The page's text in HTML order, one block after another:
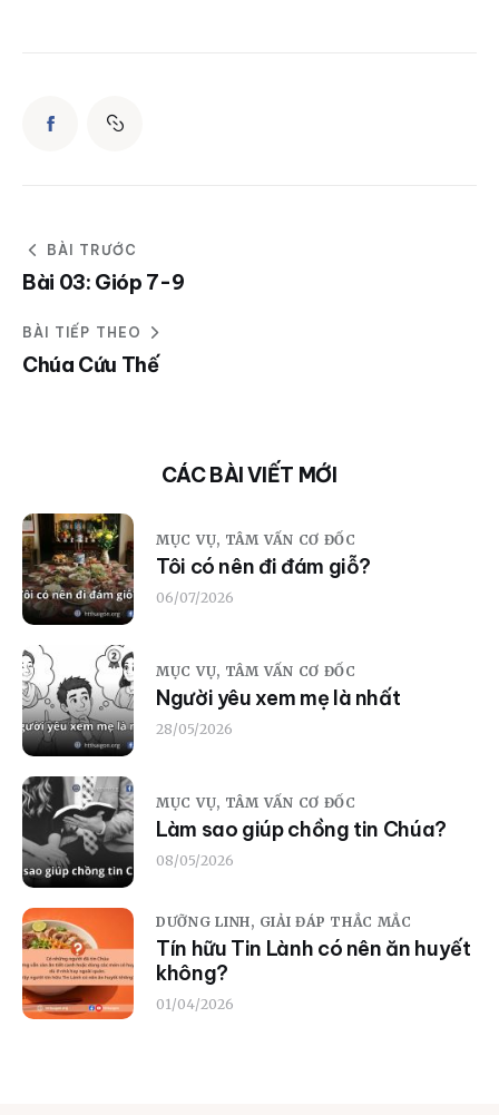
BÀI TRƯỚC
Bài 03: Gióp 7-9
BÀI TIẾP THEO
Chúa Cứu Thế
CÁC BÀI VIẾT MỚI
MỤC VỤ, TÂM VẤN CƠ ĐỐC
Tôi có nên đi đám giỗ?
06/07/2026
MỤC VỤ, TÂM VẤN CƠ ĐỐC
Người yêu xem mẹ là nhất
28/05/2026
MỤC VỤ, TÂM VẤN CƠ ĐỐC
Làm sao giúp chồng tin Chúa?
08/05/2026
DƯỠNG LINH, GIẢI ĐÁP THẮC MẮC
Tín hữu Tin Lành có nên ăn huyết
không?
01/04/2026